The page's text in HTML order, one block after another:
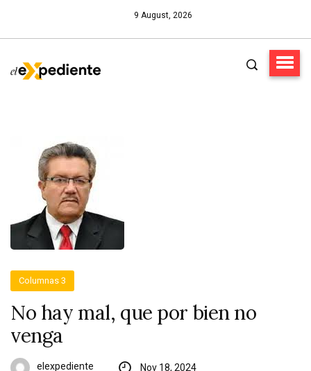
9 August, 2026
Columnas 3
No hay mal, que por bien no
venga
elexpediente Nov 18, 2024